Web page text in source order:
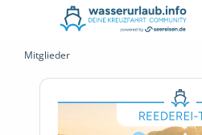
Mitglieder